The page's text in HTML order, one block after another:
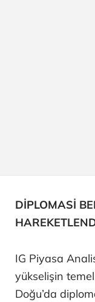
DİPLOMASİ
IG Piyasa
yükselişin
Doğu’da